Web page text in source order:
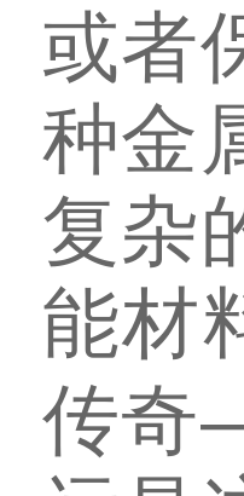
或者
种金
复杂
能材
传奇